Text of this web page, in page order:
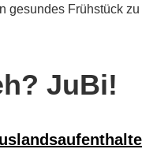
gesundes Frühstück
JuBi!